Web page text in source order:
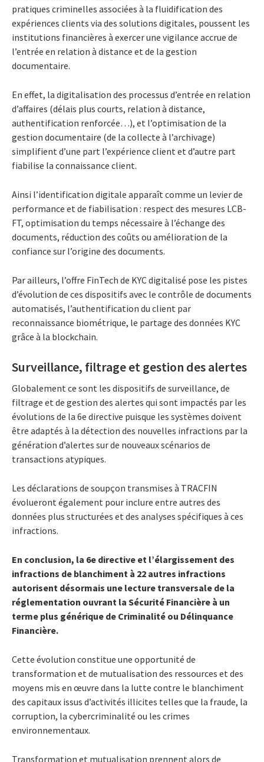
pratiques criminelles associées à la fluidification des
expériences clients via des solutions digitales, poussent les
institutions financières à exercer une vigilance accrue de
l’entrée en relation à distance et de la gestion
documentaire.
En effet, la digitalisation des processus d’entrée en relation
d’affaires (délais plus courts, relation à distance,
authentification renforcée…), et l’optimisation de la
gestion documentaire (de la collecte à l’archivage)
simplifient d’une part l’expérience client et d’autre part
fiabilise la connaissance client.
Ainsi l’identification digitale apparaît comme un levier de
performance et de fiabilisation : respect des mesures LCB-
FT, optimisation du temps nécessaire à l’échange des
documents, réduction des coûts ou amélioration de la
confiance sur l’origine des documents.
Par ailleurs, l’offre FinTech de KYC digitalisé pose les pistes
d’évolution de ces dispositifs avec le contrôle de documents
automatisés, l’authentification du client par
reconnaissance biométrique, le partage des données KYC
grâce à la blockchain.
Surveillance, filtrage et gestion des alertes
Globalement ce sont les dispositifs de surveillance, de
filtrage et de gestion des alertes qui sont impactés par les
évolutions de la 6e directive puisque les systèmes doivent
être adaptés à la détection des nouvelles infractions par la
génération d’alertes sur de nouveaux scénarios de
transactions atypiques.
Les déclarations de soupçon transmises à TRACFIN
évolueront également pour inclure entre autres des
données plus structurées et des analyses spécifiques à ces
infractions.
En conclusion, la 6e directive et l’élargissement des
infractions de blanchiment à 22 autres infractions
autorisent désormais une lecture transversale de la
réglementation ouvrant la Sécurité Financière à un
terme plus générique de Criminalité ou Délinquance
Financière.
Cette évolution constitue une opportunité de
transformation et de mutualisation des ressources et des
moyens mis en œuvre dans la lutte contre le blanchiment
des capitaux issus d’activités illicites telles que la fraude, la
corruption, la cybercriminalité ou les crimes
environnementaux.
Transformation et mutualisation prennent alors de